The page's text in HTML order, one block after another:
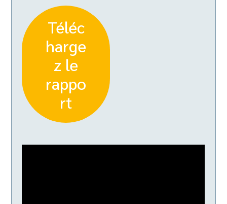
Téléc
harge
z le
rappo
rt